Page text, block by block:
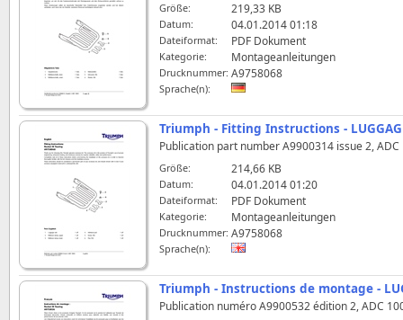
Größe: 219,33 KB
Datum: 04.01.2014 01:18
Dateiformat: PDF Dokument
Kategorie: Montageanleitungen
Drucknummer: A9758068
Sprache(n):
Triumph - Fitting Instructions -
Publication part number A9900314 issue 2,
Größe: 214,66 KB
Datum: 04.01.2014 01:20
Dateiformat: PDF Dokument
Kategorie: Montageanleitungen
Drucknummer: A9758068
Sprache(n):
Triumph - Instructions de montage -
Publication numéro A9900532 édition 2, ADC